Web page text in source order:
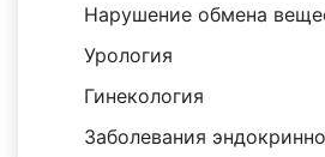
Нарушение обмена
Урология
Гинекология
Заболевания